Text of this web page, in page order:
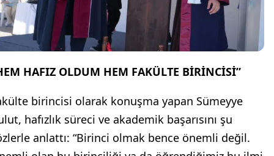
HAFIZ OLDUM HEM FAKÜLTE BİRİNCİSİ”
birincisi olarak konuşma yapan Sümeyye
hafızlık süreci ve akademik başarısını şu
anlattı: “Birinci olmak bence önemli değil.